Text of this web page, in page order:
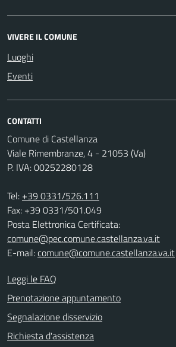
VIVERE IL COMUNE
Luoghi
Eventi
CONTATTI
Comune di Castellanza
Viale Rimembranze, 4 - 21053 (Va)
P. IVA: 00252280128
Tel: +39 0331/526.111
Fax: +39 0331/501.049
Posta Elettronica Certificata:
comune@pec.comune.castellanza.va.it
E-mail:comune@comune.castellanza.va.it
Leggi le FAQ
Prenotazione appuntamento
Segnalazione disservizio
Richiesta d'assistenza